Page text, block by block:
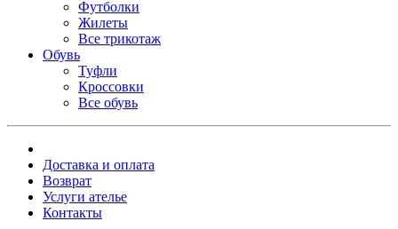
Футболки
Жилеты
Все трикотаж
Обувь
Туфли
Кроссовки
Все обувь
Доставка и оплата
Возврат
Услуги ателье
Контакты